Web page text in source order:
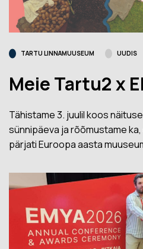
TARTU LINNAMUUSEUM UUDIS
Meie Tartu2 x
Tähistame 3. juulil koos
sünnipäeva ja rõõmustame
pärjati Euroopa aasta